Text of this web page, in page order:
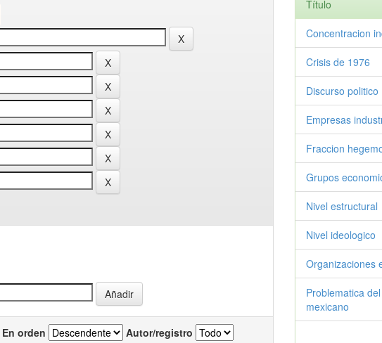
En orden Autor/registro
Título
Concentracion
Crisis de 1976
Discurso politico
Empresas
Fraccion
Grupos
Nivel estructural
Nivel ideologico
Organizaciones
Problematica
mexicano